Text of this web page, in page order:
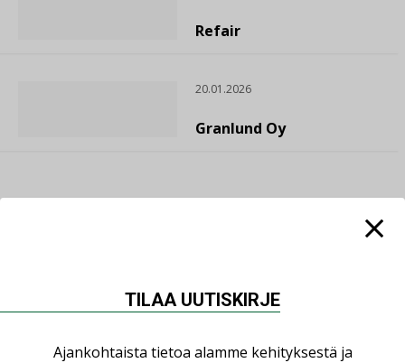
Refair
20.01.2026
Granlund Oy
TILAA UUTISKIRJE
Ajankohtaista tietoa alamme kehityksestä ja